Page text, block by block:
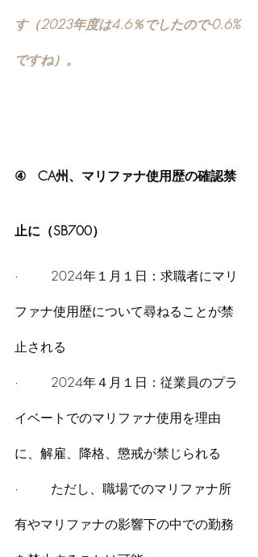
す（2023年度は4.6％でしたので-0.6%
ですね）。
④   CA州、マリファナ使用歴の確認禁
止に（SB700）
·        2024年１月１日：求職者にマリ
ファナ使用歴について尋ねることが禁
止される
·        2024年４月１日：従業員のプラ
イベートでのマリファナ使用を理由
に、解雇、降格、懲戒が禁じられる
·        ただし、職場でのマリファナ所
有やマリファナの影響下の中での勤務